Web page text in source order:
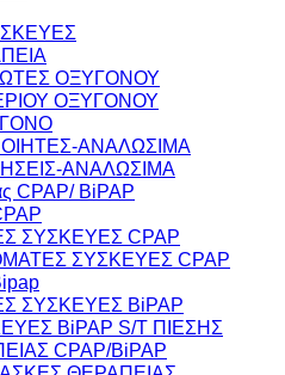
ΟΞΥΓΟΝΟΥ
ΟΞΥΓΟΝΟΥ
ΑΝΑΛΩΣΙΜΑ
ΑΝΑΛΩΣΙΜΑ
CPAP/ BiPAP
ΣΥΣΚΕΥΕΣ CPAP
ΣΥΣΚΕΥΕΣ CPAP
ΣΥΣΚΕΥΕΣ BiPAP
BiPAP S/T ΠΙΕΣΗΣ
CPAP/BiPAP